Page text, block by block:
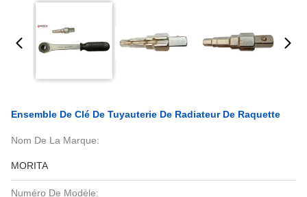
Ensemble De Clé De Tuyauterie De Radiateur De Raquette
Nom De La Marque:
MORITA
Numéro De Modèle: